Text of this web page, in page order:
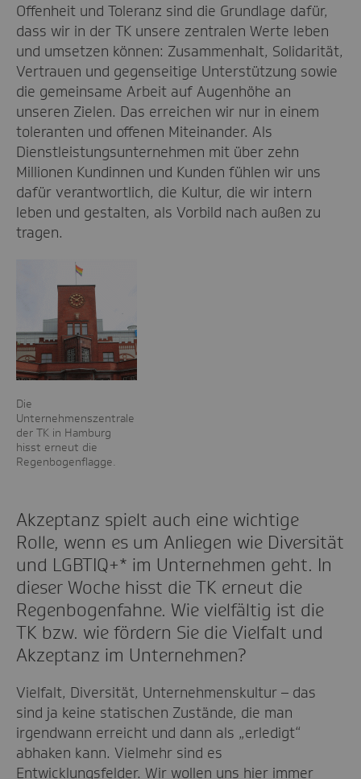
Offenheit und Toleranz sind die Grundlage dafür,
dass wir in der TK unsere zentralen Werte leben
und umsetzen können: Zusammenhalt, Solidarität,
Vertrauen und gegenseitige Unterstützung sowie
die gemeinsame Arbeit auf Augenhöhe an
unseren Zielen. Das erreichen wir nur in einem
toleranten und offenen Miteinander. Als
Dienstleistungsunternehmen mit über zehn
Millionen Kundinnen und Kunden fühlen wir uns
dafür verantwortlich, die Kultur, die wir intern
leben und gestalten, als Vorbild nach außen zu
tragen.
Die
Unternehmenszentrale
der TK in Hamburg
hisst erneut die
Regenbogenflagge.
Akzeptanz spielt auch eine wichtige
Rolle, wenn es um Anliegen wie Diversität
und LGBTIQ+* im Unternehmen geht. In
dieser Woche hisst die TK erneut die
Regenbogenfahne. Wie vielfältig ist die
TK bzw. wie fördern Sie die Vielfalt und
Akzeptanz im Unternehmen?
Vielfalt, Diversität, Unternehmenskultur – das
sind ja keine statischen Zustände, die man
irgendwann erreicht und dann als „erledigt“
abhaken kann. Vielmehr sind es
Entwicklungsfelder. Wir wollen uns hier immer